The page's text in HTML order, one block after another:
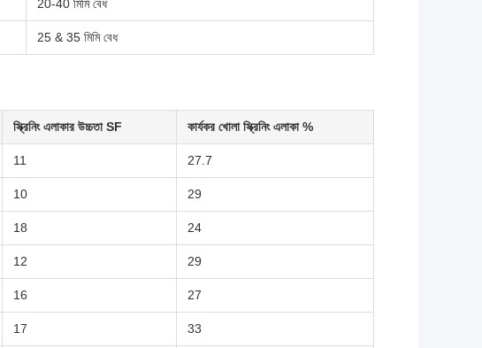
20-40 মিমি বেধ
25 & 35 মিমি বেধ
স্ক্রিনিং এলাকার উচ্চতা SF কার্যকর খোলা স্ক্রিনিং এলাকা %
11 27.7
10 29
18 24
12 29
16 27
17 33